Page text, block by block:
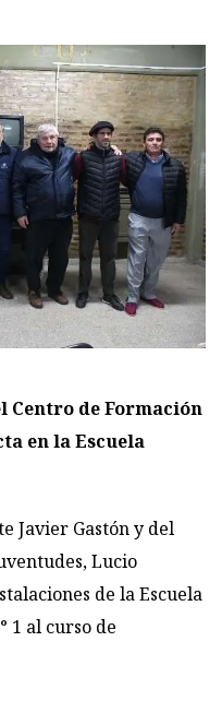
Centro de Formación
en la Escuela
Javier Gastón y del
Lucio
de la Escuela
1 al curso de